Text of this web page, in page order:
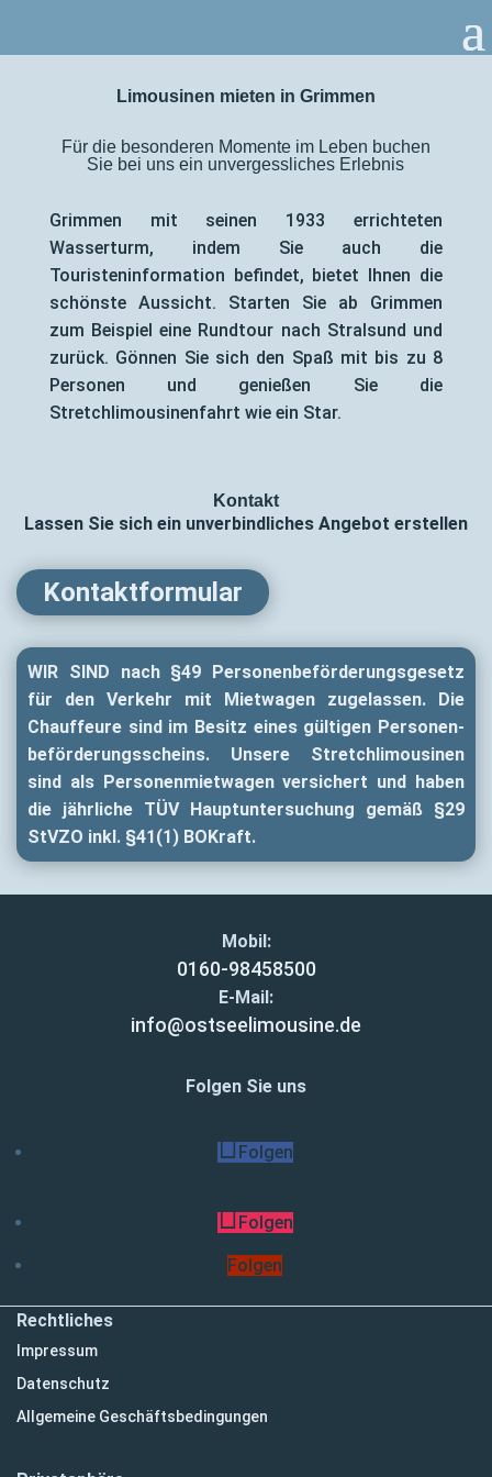
Limousinen mieten in Grimmen
Für die besonderen Momente im Leben buchen
Sie bei uns ein unvergessliches Erlebnis
Grimmen mit seinen 1933 errichteten
Wasserturm, indem Sie auch die
Touristeninformation befindet, bietet Ihnen die
schönste Aussicht. Starten Sie ab Grimmen
zum Beispiel eine Rundtour nach Stralsund und
zurück. Gönnen Sie sich den Spaß mit bis zu 8
Personen und genießen Sie die
Stretchlimousinenfahrt wie ein Star.
Kontakt
Lassen Sie sich ein unverbindliches Angebot erstellen
Kontaktformular
WIR SIND nach §49 Personen­beför­derungs­gesetz
für den Verkehr mit Mietwagen zugelassen. Die
Chauffeure sind im Besitz eines gültigen Personen­
beför­derungs­scheins. Unsere Stretch­limousinen
sind als Personen­mietwagen versichert und haben
die jährliche TÜV Haupt­untersuchung gemäß §29
StVZO inkl. §41(1) BOKraft.
Mobil:
0160-98458500
E-Mail:
info@ostseelimousine.de
Folgen Sie uns
Folgen
Folgen
Folgen
Rechtliches
Impressum
Datenschutz
Allgemeine Geschäftsbedingungen